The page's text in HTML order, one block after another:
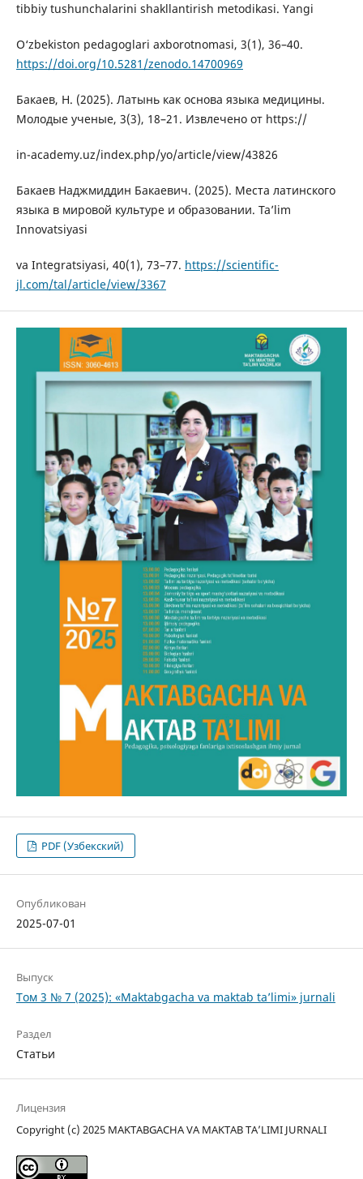
tibbiy tushunchalarini shakllantirish metodikasi. Yangi
O‘zbekiston pedagoglari axborotnomasi, 3(1), 36–40.
https://doi.org/10.5281/zenodo.14700969
Бакаев, Н. (2025). Латынь как основа языка медицины.
Молодые ученые, 3(3), 18–21. Извлечено от https://
in-academy.uz/index.php/yo/article/view/43826
Бакаев Наджмиддин Бакаевич. (2025). Места латинского
языка в мировой культуре и образовании. Ta’lim
Innovatsiyasi
va Integratsiyasi, 40(1), 73–77. https://scientific-
jl.com/tal/article/view/3367
PDF (Узбекский)
Опубликован
2025-07-01
Выпуск
Том 3 № 7 (2025): «Maktabgacha va maktab ta’limi» jurnali
Раздел
Статьи
Лицензия
Copyright (c) 2025 MAKTABGACHA VA MAKTAB TA’LIMI JURNALI